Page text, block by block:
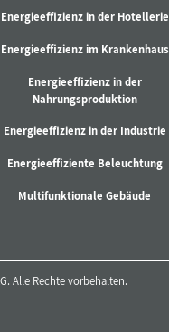
Energieeffizienz in der Hotellerie
Energieeffizienz im Krankenhaus
Energieeffizienz in der
Nahrungsproduktion
Energieeffizienz in der Industrie
Energieeffiziente Beleuchtung
Multifunktionale Gebäude
Alle Rechte vorbehalten.